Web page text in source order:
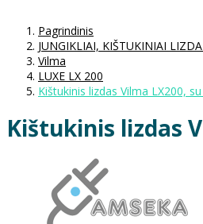
Pagrindinis
JUNGIKLIAI, KIŠTUKINIAI
Vilma
LUXE LX 200
Kištukinis lizdas Vilma LX200,
Kištukinis lizdas